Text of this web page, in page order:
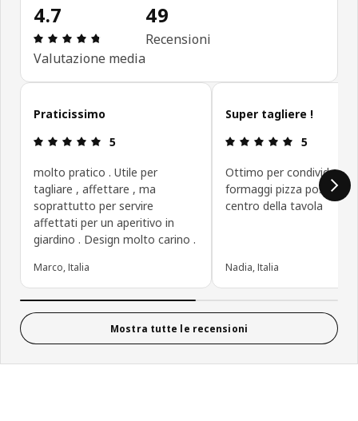
4.7
Recensione: 4.7 di 5 stelle. Recensioni totali: 49
Valutazione media
49
Recensioni
Salta le recensioni
Praticissimo
Recensione: 5 di 5 stelle.
5
molto pratico . Utile per
tagliare , affettare , ma
soprattutto per servire
affettati per un aperitivo in
giardino . Design molto carino .
Marco, Italia
Super tagliere !
5
Ottimo per condividere
formaggi pizza
centro della tavola
Nadia, Italia
Mostra tutte le recensioni